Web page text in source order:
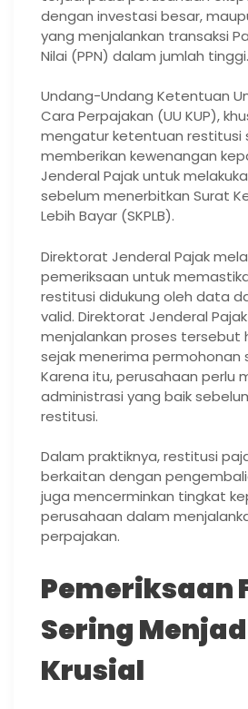
dengan investasi besar,
yang menjalankan transaksi
Nilai (PPN) dalam jumlah tinggi.
Undang-Undang Ketentuan
Cara Perpajakan (UU KUP),
mengatur ketentuan restitusi
memberikan kewenangan
Jenderal Pajak untuk
sebelum menerbitkan Surat
Lebih Bayar (SKPLB).
Direktorat Jenderal Pajak
pemeriksaan untuk
restitusi didukung oleh data
valid. Direktorat Jenderal
menjalankan proses tersebut
sejak menerima permohonan
Karena itu, perusahaan perlu
administrasi yang baik
restitusi.
Dalam praktiknya, restitusi
berkaitan dengan
juga mencerminkan tingkat
perusahaan dalam
perpajakan.
Pemeriksaan
Sering
Krusial